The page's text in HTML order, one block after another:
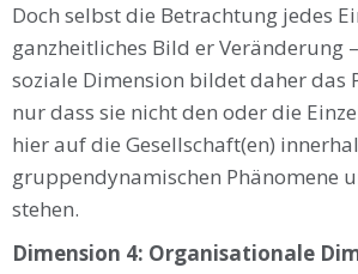
Doch selbst die Betrachtung jedes
ganzheitliches Bild er Veränderung
soziale Dimension bildet daher
nur dass sie nicht den oder die
hier auf die Gesellschaft(en)
gruppendynamischen Phänomene
stehen.
Dimension 4: Organisationale